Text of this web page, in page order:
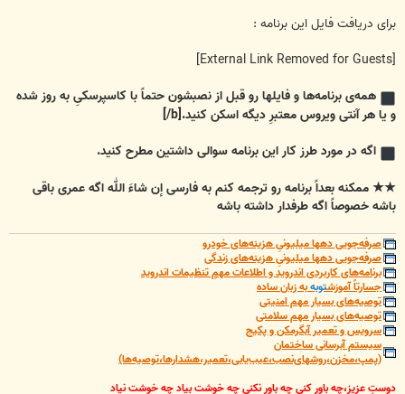
برای دریافت فایل این برنامه :
همه‌ی برنامه‌ها و فایلها رو قبل از نصبشون حتماً با کاسپرسکیِ به روز شده
و یا هر آنتی ویروس معتبرِ دیگه اسکن کنید.[b/]
اگه در مورد طرز کار این برنامه سوالی داشتین مطرح کنید.
★★ ممکنه بعداً برنامه رو ترجمه کنم به فارسی إن شاءَ اللّٰه اگه عمری باقی
باشه خصوصاً اگه طرفدار داشته باشه
صرفه‌جویی دهها میلیونیِ هزینه‌های خودرو
صرفه‌جویی دهها میلیونیِ هزینه‌های زندگی
برنامه‌های کاربردی اندروید و اطلاعات مهمِ تنظیمات اندروید
جسارتاً آموزشتوبهبه زبان ساده
توصیه‌های بسیار مهم امنیتی
توصیه‌های بسیار مهم سلامتی
سرویس و تعمیر آبگرمکن و پکیج
سیستم آبرسانی ساختمان
(پمپ،مخزن،روشهای‌نصب،عیب‌یابی،تعمیر،هشدارها،توصیه‌ها)
دوستِ عزیز،چه باور کنی چه باور نکنی چه خوشت بیاد چه خوشت نیاد